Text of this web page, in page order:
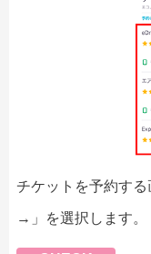
チケットを予約す
→」を選択します。